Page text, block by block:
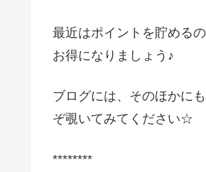
最近はポイントを貯める
お得になりましょう♪
ブログには、そのほかに
ぞ覗いてみてください☆
********